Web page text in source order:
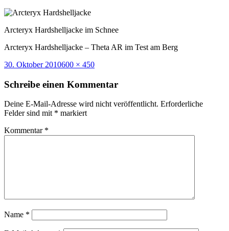
Arcteryx Hardshelljacke im Schnee
Arcteryx Hardshelljacke – Theta AR im Test am Berg
Veröffentlicht
30. Oktober 2010Volle
600 × 450
Schreibe einen Kommentar
Deine E-Mail-Adresse wird nicht veröffentlicht. Erforderliche
Felder sind mit * markiert
Kommentar *
Name *